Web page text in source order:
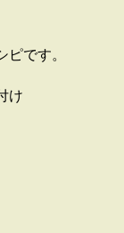
です。
け